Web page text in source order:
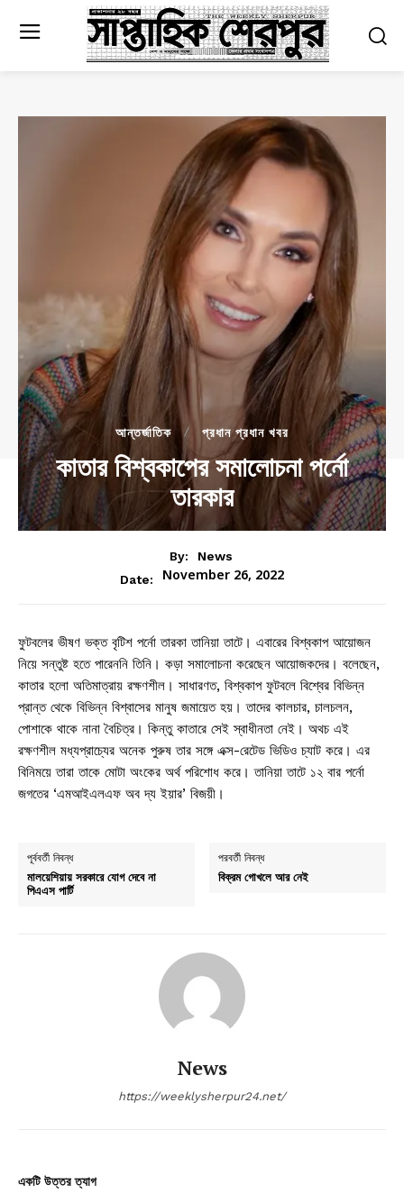
আন্তর্জাতিক প্রধান প্রধান খবর
কাতার বিশ্বকাপের সমালোচনা পর্নো
তারকার
By:
News
Date:
November 26, 2022
ফুটবলের ভীষণ ভক্ত বৃটিশ পর্নো তারকা তানিয়া তাটে। এবারের বিশ্বকাপ আয়োজন
নিয়ে সন্তুষ্ট হতে পারেননি তিনি। কড়া সমালোচনা করেছেন আয়োজকদের। বলেছেন,
কাতার হলো অতিমাত্রায় রক্ষণশীল। সাধারণত, বিশ্বকাপ ফুটবলে বিশ্বের বিভিন্ন
প্রান্ত থেকে বিভিন্ন বিশ্বাসের মানুষ জমায়েত হয়। তাদের কালচার, চালচলন,
পোশাকে থাকে নানা বৈচিত্র। কিন্তু কাতারে সেই স্বাধীনতা নেই। অথচ এই
রক্ষণশীল মধ্যপ্রাচ্যের অনেক পুরুষ তার সঙ্গে এক্স-রেটেড ভিডিও চ্যাট করে। এর
বিনিময়ে তারা তাকে মোটা অংকের অর্থ পরিশোধ করে। তানিয়া তাটে ১২ বার পর্নো
জগতের ‘এমআইএলএফ অব দ্য ইয়ার’ বিজয়ী।
পূর্ববর্তী নিবন্ধ
মালয়েশিয়ায় সরকারে যোগ দেবে না
পিএএস পার্টি
পরবর্তী নিবন্ধ
বিক্রম গোখলে আর নেই
News
https://weeklysherpur24.net/
একটি উত্তর ত্যাগ